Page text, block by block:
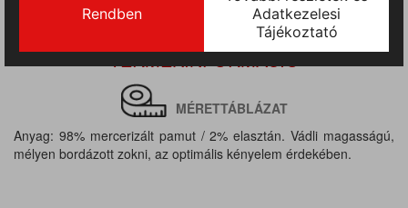
TERMÉKINFORMÁCIÓ
MÉRETTÁBLÁZAT
Anyag: 98% mercerizált pamut / 2% elasztán. Vádli magasságú,
mélyen bordázott zokni, az optimális kényelem érdekében.